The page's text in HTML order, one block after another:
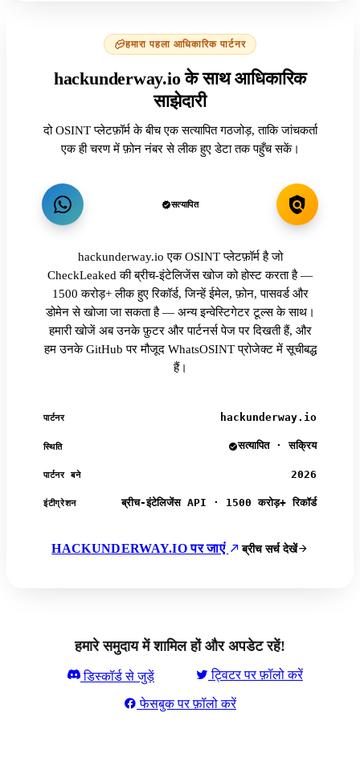
हमारा पहला आधिकारिक पार्टनर
hackunderway.io के साथ आधिकारिक
साझेदारी
दो OSINT प्लेटफ़ॉर्म के बीच एक सत्यापित गठजोड़, ताकि जांचकर्ता
एक ही चरण में फ़ोन नंबर से लीक हुए डेटा तक पहुँच सकें।
सत्यापित
hackunderway.io एक OSINT प्लेटफ़ॉर्म है जो
CheckLeaked की ब्रीच-इंटेलिजेंस खोज को होस्ट करता है —
1500 करोड़+ लीक हुए रिकॉर्ड, जिन्हें ईमेल, फ़ोन, पासवर्ड और
डोमेन से खोजा जा सकता है — अन्य इन्वेस्टिगेटर टूल्स के साथ।
हमारी खोजें अब उनके फ़ुटर और पार्टनर्स पेज पर दिखती हैं, और
हम उनके GitHub पर मौजूद WhatsOSINT प्रोजेक्ट में सूचीबद्ध
हैं।
पार्टनर hackunderway.io
स्थिति सत्यापित · सक्रिय
पार्टनर बने 2026
इंटीग्रेशन ब्रीच-इंटेलिजेंस API · 1500 करोड़+ रिकॉर्ड
HACKUNDERWAY.IO पर जाएं ब्रीच सर्च देखें
हमारे समुदाय में शामिल हों और अपडेट रहें!
डिस्कॉर्ड से जुड़ें ट्विटर पर फ़ॉलो करें
फेसबुक पर फ़ॉलो करें